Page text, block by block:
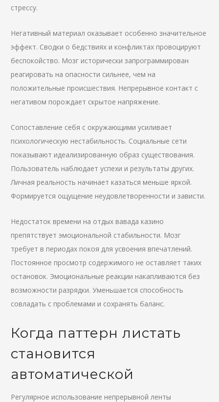
стрессу.
Негативный материал оказывает особенно значительное
эффект. Сводки о бедствиях и конфликтах провоцируют
беспокойство. Мозг исторически запрограммирован
реагировать на опасности сильнее, чем на
положительные происшествия. Непрерывное контакт с
негативом порождает скрытое напряжение.
Сопоставление себя с окружающими усиливает
психологическую нестабильность. Социальные сети
показывают идеализированную образ существования.
Пользователь наблюдает успехи и результаты других.
Личная реальность начинает казаться меньше яркой.
Формируется ощущение неудовлетворенности и зависти.
Недостаток времени на отдых вавада казино
препятствует эмоциональной стабильности. Мозг
требует в периодах покоя для усвоения впечатлений.
Постоянное просмотр содержимого не оставляет таких
остановок. Эмоциональные реакции накапливаются без
возможности разрядки. Уменьшается способность
совладать с проблемами и сохранять баланс.
Когда паттерн листать
становится
автоматической
Регулярное использование непрерывной ленты